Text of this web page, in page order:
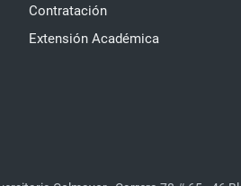
Contratación
Extensión Académica